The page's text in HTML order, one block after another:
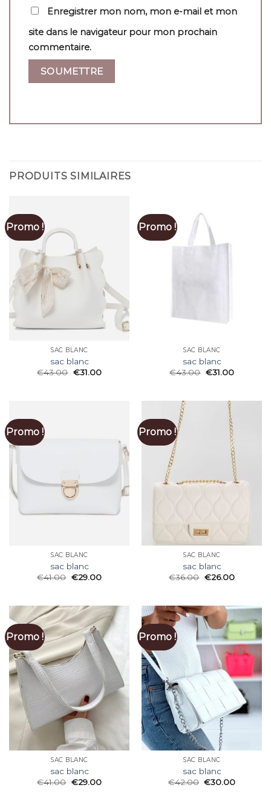
Enregistrer mon nom, mon e-mail et mon
site dans le navigateur pour mon prochain
commentaire.
PRODUITS SIMILAIRES
Promo !
SAC BLANC
sac blanc
€43.00 €31.00
Promo !
SAC BLANC
sac blanc
€43.00 €31.00
Promo !
SAC BLANC
sac blanc
€41.00 €29.00
Promo !
SAC BLANC
sac blanc
€36.00 €26.00
Promo !
SAC BLANC
sac blanc
€41.00 €29.00
Promo !
SAC BLANC
sac blanc
€42.00 €30.00